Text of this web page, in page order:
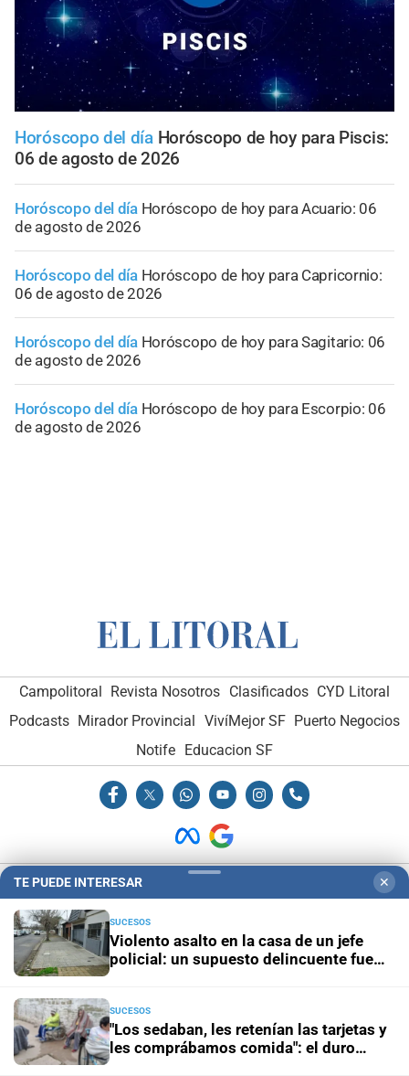
Horóscopo del día Horóscopo de hoy para Piscis:
06 de agosto de 2026
Horóscopo del día Horóscopo de hoy para Acuario: 06
de agosto de 2026
Horóscopo del día Horóscopo de hoy para Capricornio:
06 de agosto de 2026
Horóscopo del día Horóscopo de hoy para Sagitario: 06
de agosto de 2026
Horóscopo del día Horóscopo de hoy para Escorpio: 06
de agosto de 2026
Campolitoral Revista Nosotros Clasificados CYD Litoral
Podcasts Mirador Provincial VivíMejor SF Puerto Negocios
Notife
Educacion SF
Hemeroteca Digital (1930-1979) Receptorías de avisos-
Administración y Publicidad
Opcionales con El Litoral-MediaKit
TE PUEDE INTERESAR ✕
SUCESOS
Violento asalto en la casa de un jefe
policial: un supuesto delincuente fue
SUCESOS
"Los sedaban, les retenían las tarjetas y
les comprábamos comida": el duro